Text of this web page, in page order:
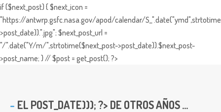
if ($next_post) { $next_icon =
"https://antwrp.gsfc.nasa.gov/apod/calendar/
>post_date)).".jpg"; $next_post_url =
"/".date("Y/m/",strtotime($next_post->post_date)).$next_post-
>post_name; } // $post = get_post(); ?>
EL POST_DATE))); ?> DE OTROS AÑOS ...